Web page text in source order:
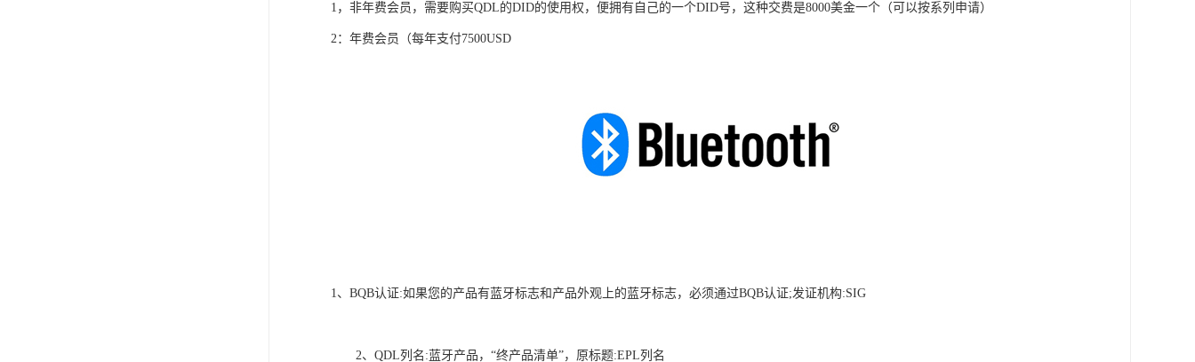
1，非年费会员，需要购买QDL的DID的使用权，便拥有自己的一个DID号，这种交费是8000美金一个（可以按系列申请）
2：年费会员（每年支付7500USD
1、BQB认证:如果您的产品有蓝牙标志和产品外观上的蓝牙标志，必须通过BQB认证;发证机构:SIG
2、QDL列名:蓝牙产品，“终产品清单”，原标题:EPL列名